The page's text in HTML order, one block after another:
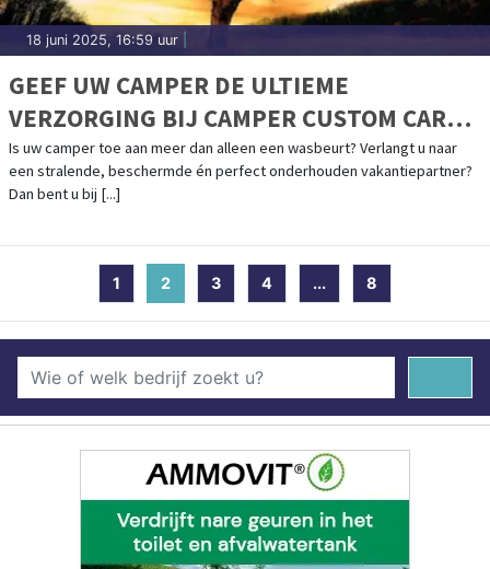
18 juni 2025, 16:59 uur
GEEF UW CAMPER DE ULTIEME
VERZORGING BIJ CAMPER CUSTOM CARE
(3C CAMPER)
Is uw camper toe aan meer dan alleen een wasbeurt? Verlangt u naar
een stralende, beschermde én perfect onderhouden vakantiepartner?
Dan bent u bij [...]
1 2 (current)
3 4 ... 8